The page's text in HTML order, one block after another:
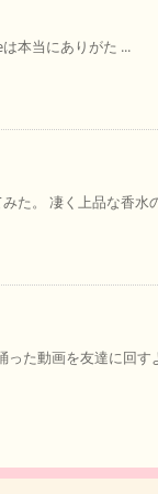
本当にありがた ...
た。 凄く上品な香水
った動画を友達に回す